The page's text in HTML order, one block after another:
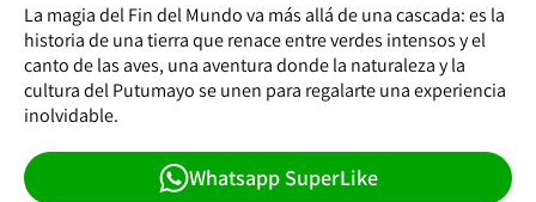
La magia del Fin del Mundo va más allá de una cascada: es la
historia de una tierra que renace entre verdes intensos y el
canto de las aves, una aventura donde la naturaleza y la
cultura del Putumayo se unen para regalarte una experiencia
inolvidable.
Whatsapp SuperLike